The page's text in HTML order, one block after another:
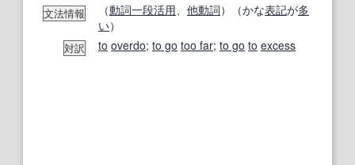
文法情報 （動詞一段活用 他動詞）（かな表記が多
い）
対訳 to overdo; to go too far; to go to excess